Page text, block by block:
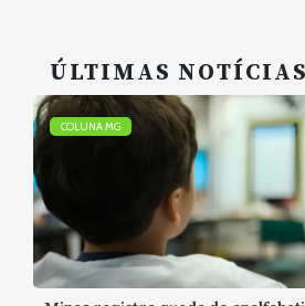
ÚLTIMAS NOTÍCIAS
COLUNA MG